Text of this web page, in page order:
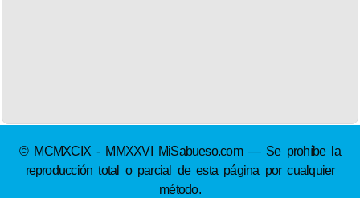
© MCMXCIX - MMXXVI MiSabueso.com — Se prohíbe la
reproducción total o parcial de esta página por cualquier
método.